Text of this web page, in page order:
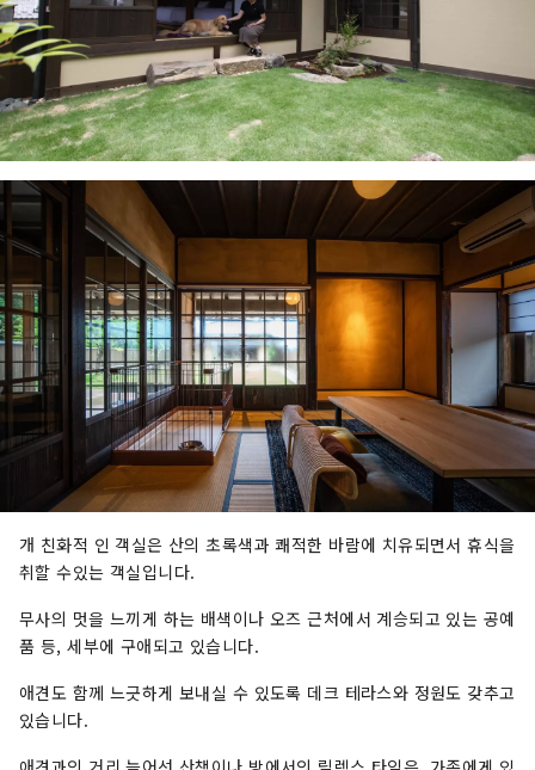
개 친화적 인 객실은 산의 초록색과 쾌적한 바람에 치유되면서 휴식을
취할 수있는 객실입니다.
무사의 멋을 느끼게 하는 배색이나 오즈 근처에서 계승되고 있는 공예
품 등, 세부에 구애되고 있습니다.
애견도 함께 느긋하게 보내실 수 있도록 데크 테라스와 정원도 갖추고
있습니다.